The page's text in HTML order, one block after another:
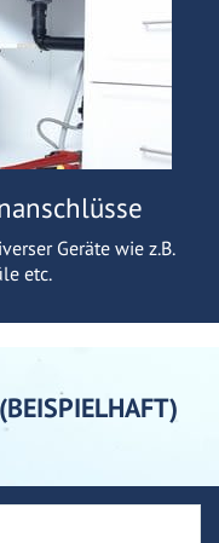
Geräte wie z.B.
etc.